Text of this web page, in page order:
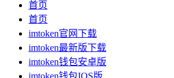
首页
首页
imtoken官网下载
imtoken最新版下载
imtoken钱包安卓版
imtoken钱包IOS版